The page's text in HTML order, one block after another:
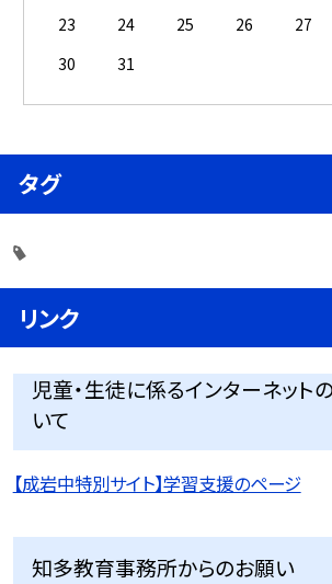
23
24 25 26 27
30
31
タグ
リンク
児童・生徒に係るインターネット
いて
【成岩中特別サイト】学習支援のページ
知多教育事務所からのお願い